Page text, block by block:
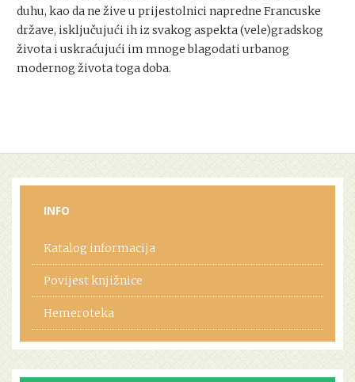
duhu, kao da ne žive u prijestolnici napredne Francuske
države, isključujući ih iz svakog aspekta (vele)gradskog
života i uskraćujući im mnoge blagodati urbanog
modernog života toga doba.
INFO
Katalog informacija
Povijest knjižnice
Hemeroteka